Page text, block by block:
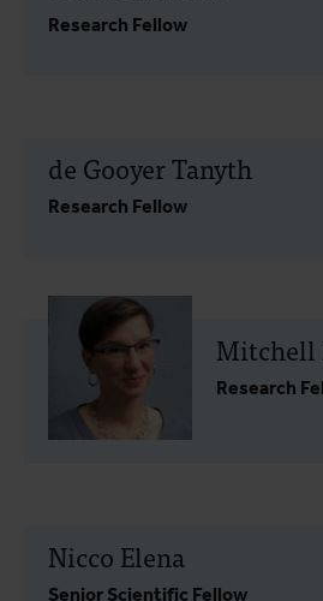
Research Fellow
de Gooyer Tanyth
Research Fellow
Mitchell
Research
Nicco Elena
Senior Scientific Fellow